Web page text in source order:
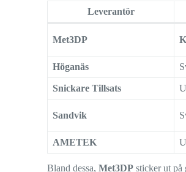
Leverantör
Met3DP
Höganäs
Snickare Tillsats
Sandvik
AMETEK
Bland dessa,Met3DP sticker ut